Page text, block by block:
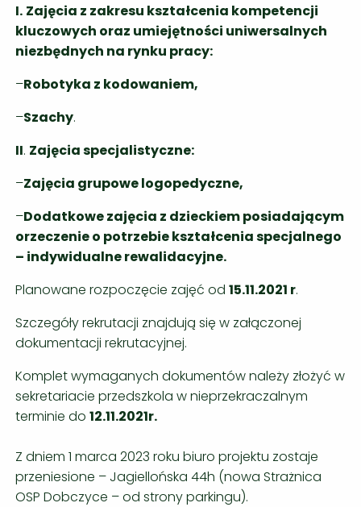
I. Zajęcia z zakresu kształcenia kompetencji
kluczowych oraz umiejętności uniwersalnych
niezbędnych na rynku pracy:
–Robotyka z kodowaniem,
–Szachy.
II. Zajęcia specjalistyczne:
–Zajęcia grupowe logopedyczne,
–Dodatkowe zajęcia z dzieckiem posiadającym
orzeczenie o potrzebie kształcenia specjalnego
– indywidualne rewalidacyjne.
Planowane rozpoczęcie zajęć od 15.11.2021 r.
Szczegóły rekrutacji znajdują się w załączonej
dokumentacji rekrutacyjnej.
Komplet wymaganych dokumentów należy złożyć w
sekretariacie przedszkola w nieprzekraczalnym
terminie do 12.11.2021r.
Z dniem 1 marca 2023 roku biuro projektu zostaje
przeniesione – Jagiellońska 44h (nowa Strażnica
OSP Dobczyce – od strony parkingu).